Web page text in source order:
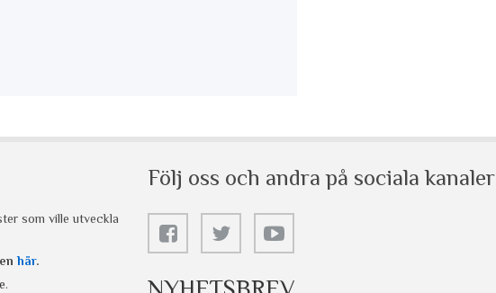
som ville utveckla
här.
.
Följ oss och andra på sociala kanaler